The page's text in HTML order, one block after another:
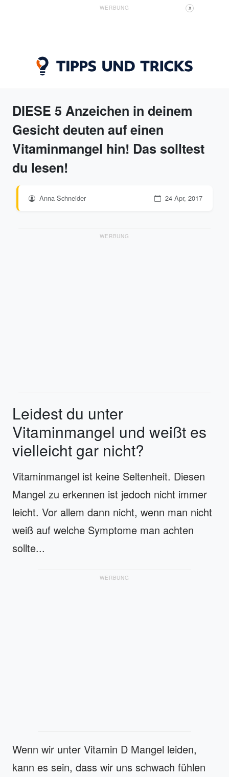
WERBUNG X
DIESE 5 Anzeichen in deinem
Gesicht deuten auf einen
Vitaminmangel hin! Das solltest
du lesen!
Anna Schneider 24 Apr, 2017
WERBUNG
Leidest du unter
Vitaminmangel und weißt es
vielleicht gar nicht?
Vitaminmangel ist keine Seltenheit. Diesen
Mangel zu erkennen ist jedoch nicht immer
leicht. Vor allem dann nicht, wenn man nicht
weiß auf welche Symptome man achten
sollte...
WERBUNG
Wenn wir unter Vitamin D Mangel leiden,
kann es sein, dass wir uns schwach fühlen